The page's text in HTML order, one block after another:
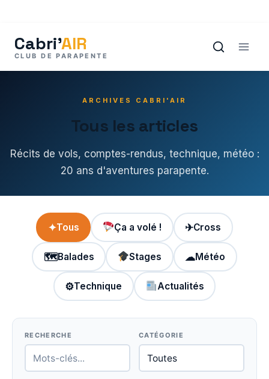
contenu
ARCHIVES CABRI'AIR
Tous les articles
Récits de vols, comptes-rendus, technique, météo :
20 ans d'aventures parapente.
✦Tous Ça a volé ! ✈Cross
🗺Balades Stages ☁Météo
⚙Technique Actualités
RECHERCHE CATÉGORIE